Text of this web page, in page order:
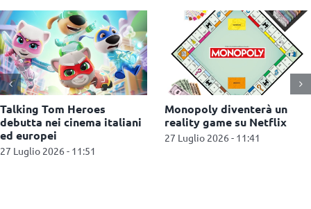
Hasbro annuncia una
partnership con Nintendo
per The Legend of Zelda
22 Luglio 2026 - 12:12
Netflix aggiunge i video
brevi ai suoi contenuti
multimediali